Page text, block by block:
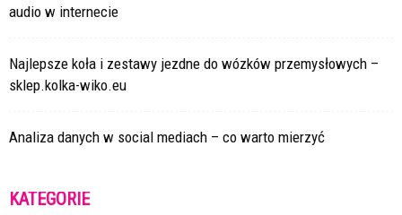
audio w internecie
Najlepsze koła i zestawy jezdne do wózków przemysłowych –
sklep.kolka-wiko.eu
Analiza danych w social mediach – co warto mierzyć
KATEGORIE